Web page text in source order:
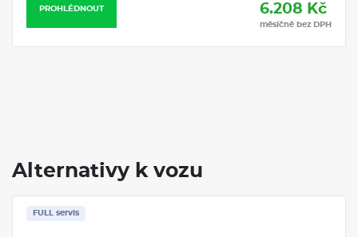
PROHLÉDNOUT 6.208 Kč
měsíčně bez DPH
Alternativy k vozu
FULL servis